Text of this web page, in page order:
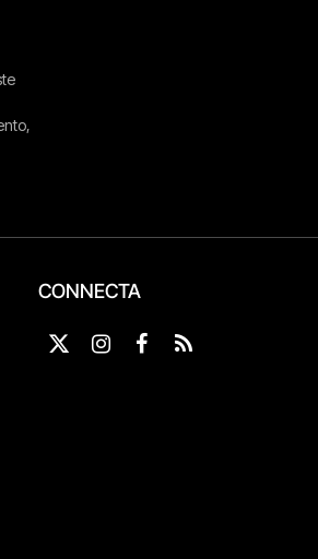
CONNECTA
X
Instagram
Facebook
RSS